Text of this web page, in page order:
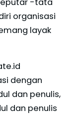
organisasi
layak
dengan
dan penulis,
dan penulis